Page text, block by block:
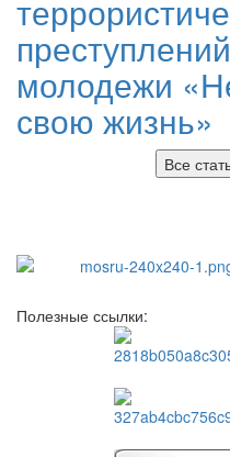
молодежи
свою жизнь»
Все
Полезные ссылки: